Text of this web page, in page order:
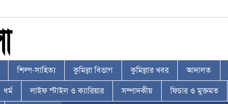
শিল্প-সাহিত্য কুমিল্লা বিভাগ কুমিল্লার খবর আদালত
ধর্ম লাইফ স্টাইল ও ক্যারিয়ার সম্পাদকীয় ফিচার ও মুক্তমত